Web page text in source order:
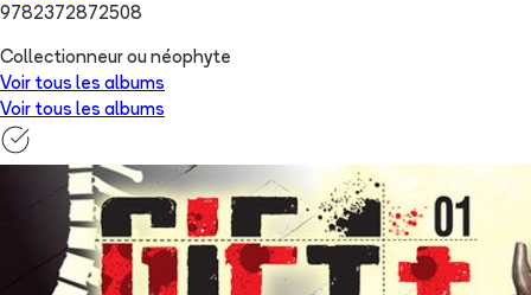
9782372872508
Collectionneur ou néophyte
Voir tous les albums
Voir tous les albums